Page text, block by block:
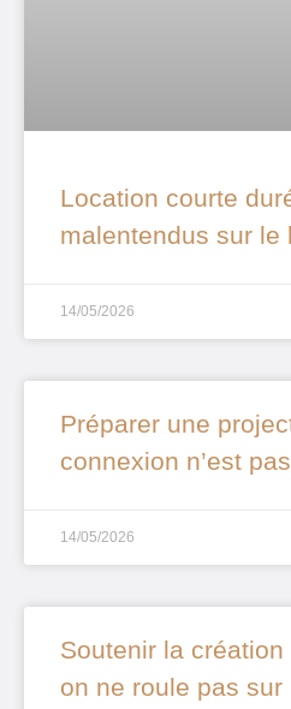
Location courte
malentendus sur le
14/05/2026
Préparer une
connexion n’est
14/05/2026
Soutenir la
on ne roule pas sur